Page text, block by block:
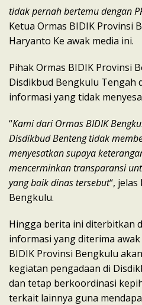
tidak pernah bertemu dengan
Ketua Ormas BIDIK Provinsi
Haryanto Ke awak media ini.
Pihak Ormas BIDIK Provinsi
Disdikbud Bengkulu Tengah
informasi yang tidak
“Kami dari Ormas BIDIK
Disdikbud Benteng tidak
menyesatkan supaya
mencerminkan transparansi
yang baik dinas tersebut“,
Bengkulu.
Hingga berita ini diterbitkan
informasi yang diterima
BIDIK Provinsi Bengkulu
kegiatan pengadaan di
dan tetap berkoordinasi
terkait lainnya guna